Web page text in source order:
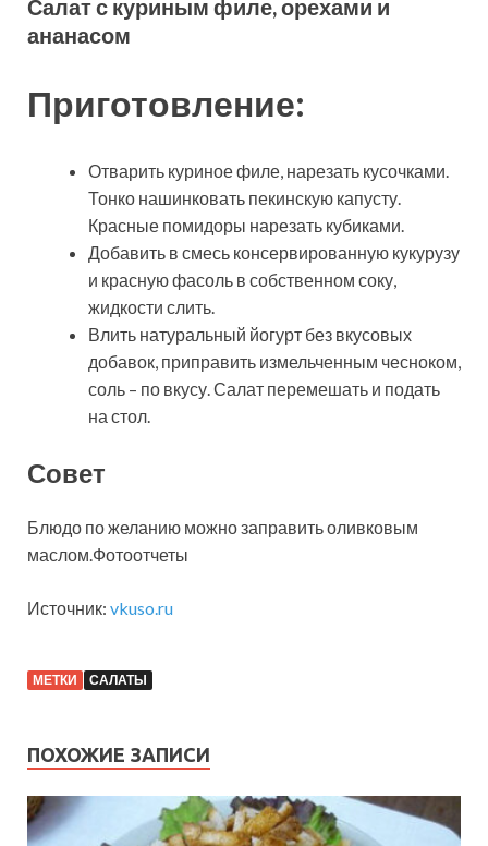
Салат с куриным филе, орехами и
ананасом
Приготовление:
Отварить куриное филе, нарезать кусочками.
Тонко нашинковать пекинскую капусту.
Красные помидоры нарезать кубиками.
Добавить в смесь консервированную кукурузу
и красную фасоль в собственном соку,
жидкости слить.
Влить натуральный йогурт без вкусовых
добавок, приправить измельченным чесноком,
соль – по вкусу. Салат перемешать и подать
на стол.
Совет
Блюдо по желанию можно заправить оливковым
маслом.Фотоотчеты
Источник: vkuso.ru
МЕТКИ САЛАТЫ
ПОХОЖИЕ ЗАПИСИ